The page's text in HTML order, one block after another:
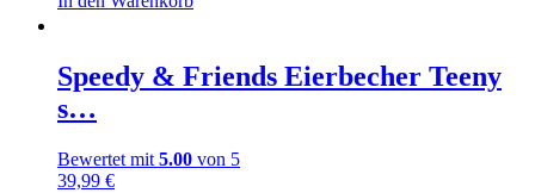
Speedy & Friends Eierbecher Teeny
s…
Bewertet mit 5.00 von 5
39,99 €